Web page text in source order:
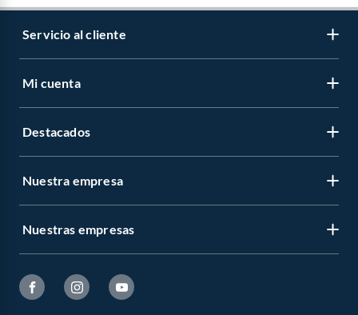
Servicio al cliente
Mi cuenta
Destacados
Nuestra empresa
Nuestras empresas